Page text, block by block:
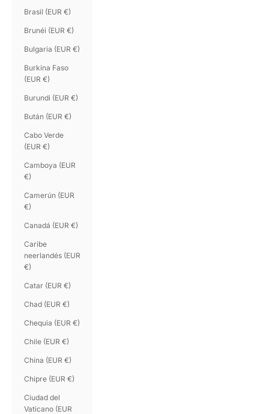
Brasil (EUR €)
Brunéi (EUR €)
Bulgaria (EUR €)
Burkina Faso
(EUR €)
Burundi (EUR €)
Bután (EUR €)
Cabo Verde
(EUR €)
Camboya (EUR
€)
Camerún (EUR
€)
Canadá (EUR €)
Caribe
neerlandés (EUR
€)
Catar (EUR €)
Chad (EUR €)
Chequia (EUR €)
Chile (EUR €)
China (EUR €)
Chipre (EUR €)
Ciudad del
Vaticano (EUR